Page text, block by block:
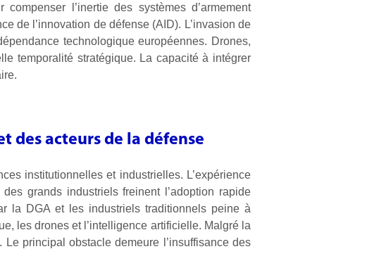
l’inertie des systèmes d’armement
de l’innovation de défense (AID). L’invasion de
technologique européennes. Drones,
temporalité stratégique. La capacité à intégrer
des acteurs de la défense
institutionnelles et industrielles. L’expérience
grands industriels freinent l’adoption rapide
la DGA et les industriels traditionnels peine à
les drones et l’intelligence artificielle. Malgré la
principal obstacle demeure l’insuffisance des